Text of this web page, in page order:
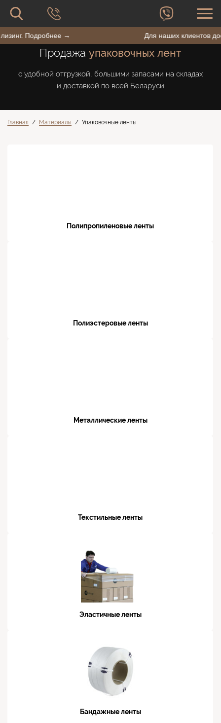
Поиск
по
сайту
поискасайту
лизинг. Подробнее → Для наших
Продажа упаковочных лент
с удобной отгрузкой, большими запасами на складах
и доставкой по всей Беларуси
Главная / Материалы / Упаковочные ленты
Полипропиленовые ленты
Полиэстеровые ленты
Металлические ленты
Текстильные ленты
Эластичные ленты
Бандажные ленты